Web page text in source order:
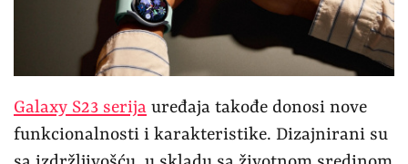
Galaxy S23 serija uređaja takođe donosi nove
funkcionalnosti i karakteristike. Dizajnirani su